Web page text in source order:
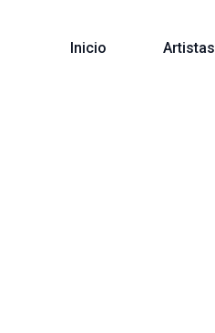
Inicio Artistas